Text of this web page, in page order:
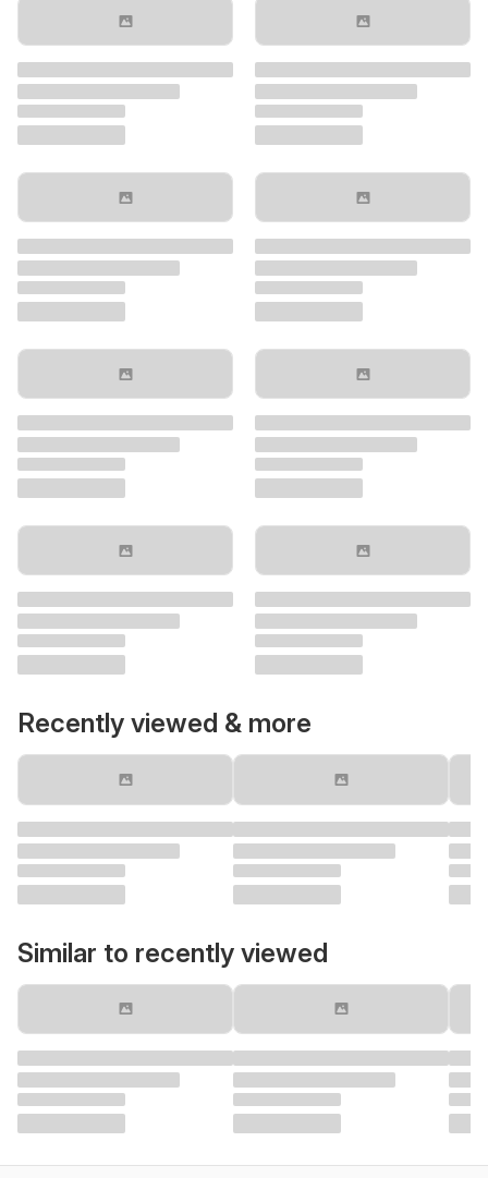
Recently viewed & more
Similar to recently viewed